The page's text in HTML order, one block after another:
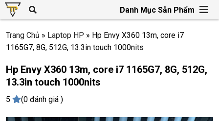
Danh Mục Sản Phẩm
Trang Chủ » Laptop HP » Hp Envy X360 13m, core i7
1165G7, 8G, 512G, 13.3in touch 1000nits
Hp Envy X360 13m, core i7 1165G7, 8G, 512G,
13.3in touch 1000nits
5 (0 đánh giá )